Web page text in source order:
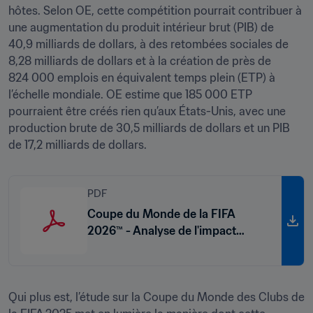
hôtes. Selon OE, cette compétition pourrait contribuer à
une augmentation du produit intérieur brut (PIB) de
40,9 milliards de dollars, à des retombées sociales de
8,28 milliards de dollars et à la création de près de
824 000 emplois en équivalent temps plein (ETP) à
l’échelle mondiale. OE estime que 185 000 ETP
pourraient être créés rien qu’aux États-Unis, avec une
production brute de 30,5 milliards de dollars et un PIB
de 17,2 milliards de dollars.
PDF
Coupe du Monde de la FIFA
2026™ - Analyse de l'impact
Qui plus est, l’étude sur la Coupe du Monde des Clubs de